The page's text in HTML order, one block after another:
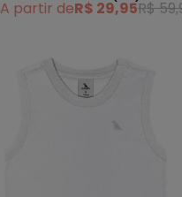
A partir deR$ 29,95R$